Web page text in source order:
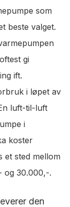
som
beste valget.
gi
ift.
i løpet av
luft-til-luft
i
koster
et sted mellom
og 30.000,-.
den